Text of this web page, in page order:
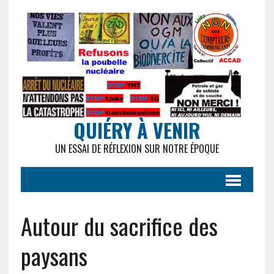
QUIÉRY À VENIR
UN ESSAI DE RÉFLEXION SUR NOTRE ÉPOQUE
Autour du sacrifice des
paysans